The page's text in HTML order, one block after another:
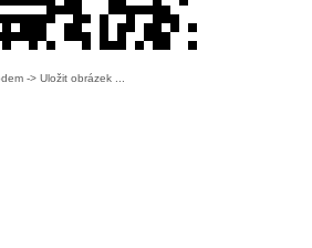
-> Uložit obrázek ...